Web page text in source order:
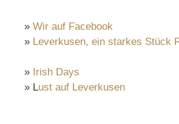
» Wir auf Facebook
» Leverkusen, ein starkes Stück
» Irish Days
» Lust auf Leverkusen